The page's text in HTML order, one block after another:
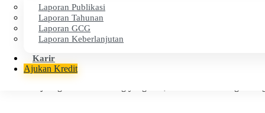
Laporan Publikasi
Laporan Tahunan
Laporan GCG
Laporan Keberlanjutan
Karir
Ajukan Kredit
Dilindungi oleh LPS, menjamin keamanan dana dan layanan
Dekat dengan Anda